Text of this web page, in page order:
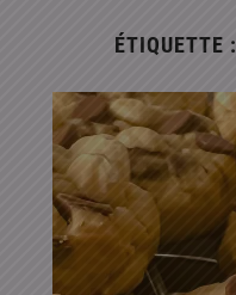
ÉTIQUETTE :